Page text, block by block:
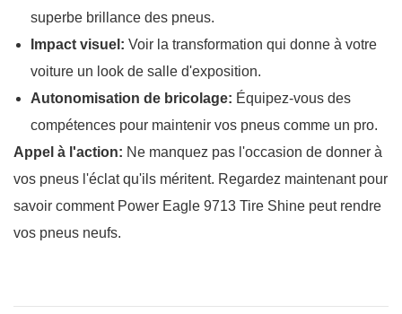
superbe brillance des pneus.
Impact visuel:Voir la transformation qui donne à votre
voiture un look de salle d'exposition.
Autonomisation de bricolage: Équipez-vous des
compétences pour maintenir vos pneus comme un pro.
Appel à l'action: Ne manquez pas l'occasion de donner à
vos pneus l'éclat qu'ils méritent. Regardez maintenant pour
savoir comment Power Eagle 9713 Tire Shine peut rendre
vos pneus neufs.